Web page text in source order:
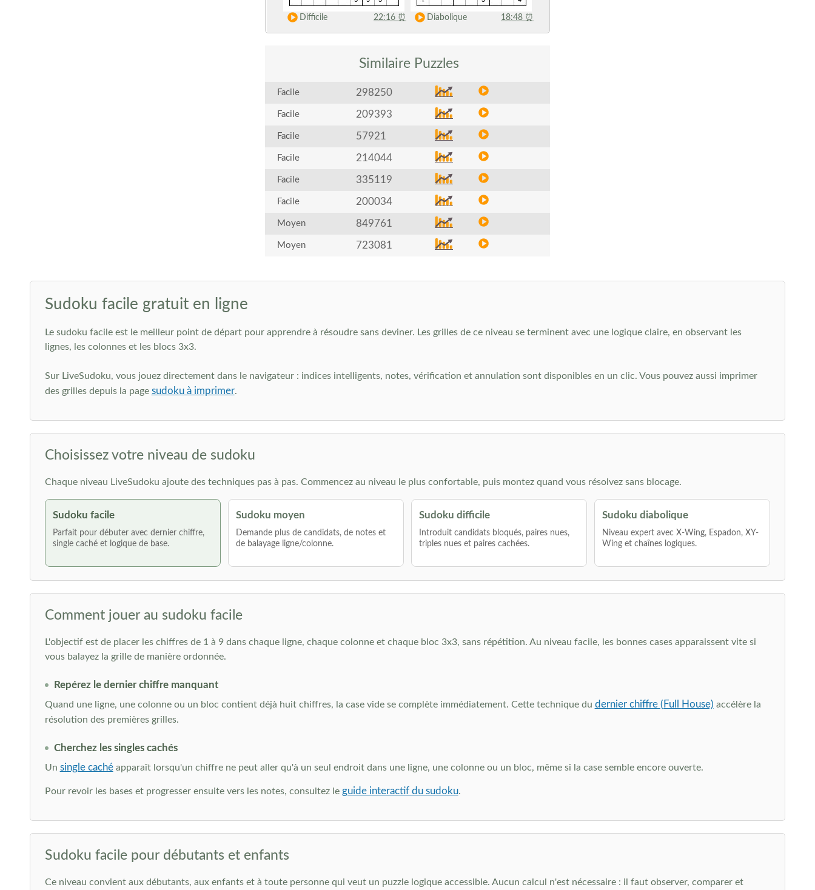
Difficile 22:16 ⏰ Diabolique 18:48 ⏰
Similaire Puzzles
Facile 298250
Facile 209393
Facile 57921
Facile 214044
Facile 335119
Facile 200034
Moyen 849761
Moyen 723081
Sudoku facile gratuit en ligne
Le sudoku facile est le meilleur point de départ pour apprendre à résoudre sans deviner. Les grilles de ce niveau se terminent avec une logique claire, en observant les
lignes, les colonnes et les blocs 3x3.
Sur LiveSudoku, vous jouez directement dans le navigateur : indices intelligents, notes, vérification et annulation sont disponibles en un clic. Vous pouvez aussi imprimer
des grilles depuis la page sudoku à imprimer.
Choisissez votre niveau de sudoku
Chaque niveau LiveSudoku ajoute des techniques pas à pas. Commencez au niveau le plus confortable, puis montez quand vous résolvez sans blocage.
Sudoku facile
Parfait pour débuter avec dernier chiffre,
single caché et logique de base.
Sudoku moyen
Demande plus de candidats, de notes et
de balayage ligne/colonne.
Sudoku difficile
Introduit candidats bloqués, paires nues,
triples nues et paires cachées.
Sudoku diabolique
Niveau expert avec X-Wing, Espadon, XY-
Wing et chaînes logiques.
Comment jouer au sudoku facile
L'objectif est de placer les chiffres de 1 à 9 dans chaque ligne, chaque colonne et chaque bloc 3x3, sans répétition. Au niveau facile, les bonnes cases apparaissent vite si
vous balayez la grille de manière ordonnée.
Repérez le dernier chiffre manquant
Quand une ligne, une colonne ou un bloc contient déjà huit chiffres, la case vide se complète immédiatement. Cette technique du dernier chiffre (Full House) accélère la
résolution des premières grilles.
Cherchez les singles cachés
Un single cachéapparaît lorsqu'un chiffre ne peut aller qu'à un seul endroit dans une ligne, une colonne ou un bloc, même si la case semble encore ouverte.
Pour revoir les bases et progresser ensuite vers les notes, consultez le guide interactif du sudoku.
Sudoku facile pour débutants et enfants
Ce niveau convient aux débutants, aux enfants et à toute personne qui veut un puzzle logique accessible. Aucun calcul n'est nécessaire : il faut observer, comparer et